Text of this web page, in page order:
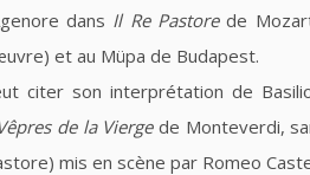
dans Il Re Pastorede
et au Müpa de Budapest.
citer son interprétation de
de la Viergede Monteverdi,
mis en scène par Romeo